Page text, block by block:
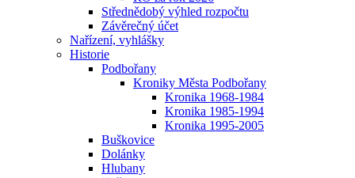
Střednědobý výhled rozpočtu
Závěrečný účet
Nařízení, vyhlášky
Historie
Podbořany
Kroniky Města Podbořany
Kronika 1968-1984
Kronika 1985-1994
Kronika 1995-2005
Buškovice
Dolánky
Hlubany